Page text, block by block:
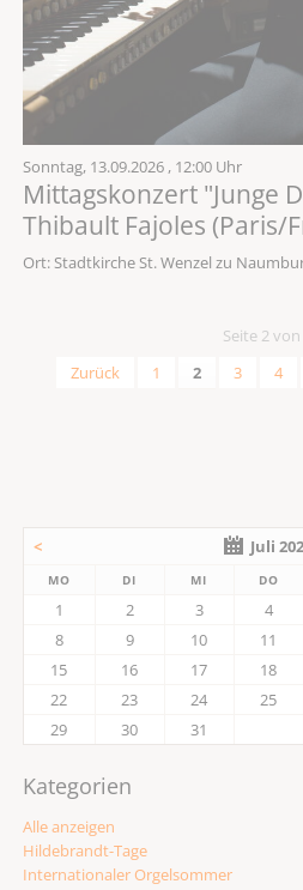
Sonntag, 13.09.2026 , 12:00 Uhr
Mittagskonzert "Junge
Thibault Fajoles (Paris/
Ort: Stadtkirche St. Wenzel zu
Seite 2
Zurück
1 2 3 4
< Juli
MO DI MI DO
1 2 3 4
8
9 10 11
15
16 17 18
22
23 24 25
29
30 31
Kategorien
Alle anzeigen
Hildebrandt-Tage
Internationaler Orgelsommer